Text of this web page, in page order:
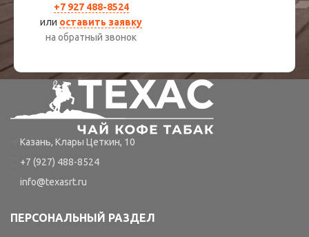
+7 927 488-8524
или оставить заявку
на обратный звонок
Казань, Клары Цеткин, 10
+7 (927) 488-8524
info@texasrt.ru
ПЕРСОНАЛЬНЫЙ РАЗДЕЛ